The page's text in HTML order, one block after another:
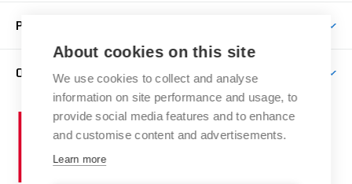
Přípravné kurzy
Studium bez bariér
Katedra teorií a dějin umění
Kabinety a dílny
Kontakt
E-přihláška
Časový plán studia
Studijní předpisy a formuláře
Studium a stáže v zahraničí
Rezidenční pobyty
Odborná praxe
Stipendia
Publikační činnost
Projekty
Výstavy
PRO VEŘEJNOST
Letní školy a semestrální kurzy
Nakladatelská a vydavatelská činnost
Research Catalogue
O FAKULTĚ
Aktuality
Informační tabule
Organizační struktura
Vysoké
učení
About cookies on this site
We use cookies to collect and analyse
information on site performance and usage, to
provide social media features and to enhance
and customise content and advertisements.
Learn more